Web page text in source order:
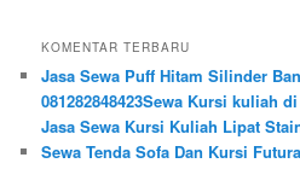
KOMENTAR TERBARU
Jasa Sewa Puff Hitam Silinder
081282848423Sewa Kursi kuliah
Jasa Sewa Kursi Kuliah Lipat
Sewa Tenda Sofa Dan Kursi